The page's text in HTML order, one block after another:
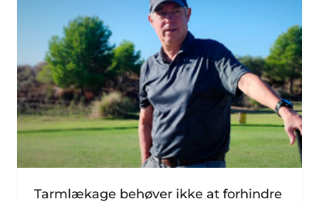
Tarmlækage behøver ikke at forhindre